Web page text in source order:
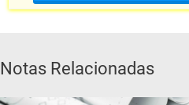
URBANISMO II
CCU IV
Notas Relacionadas